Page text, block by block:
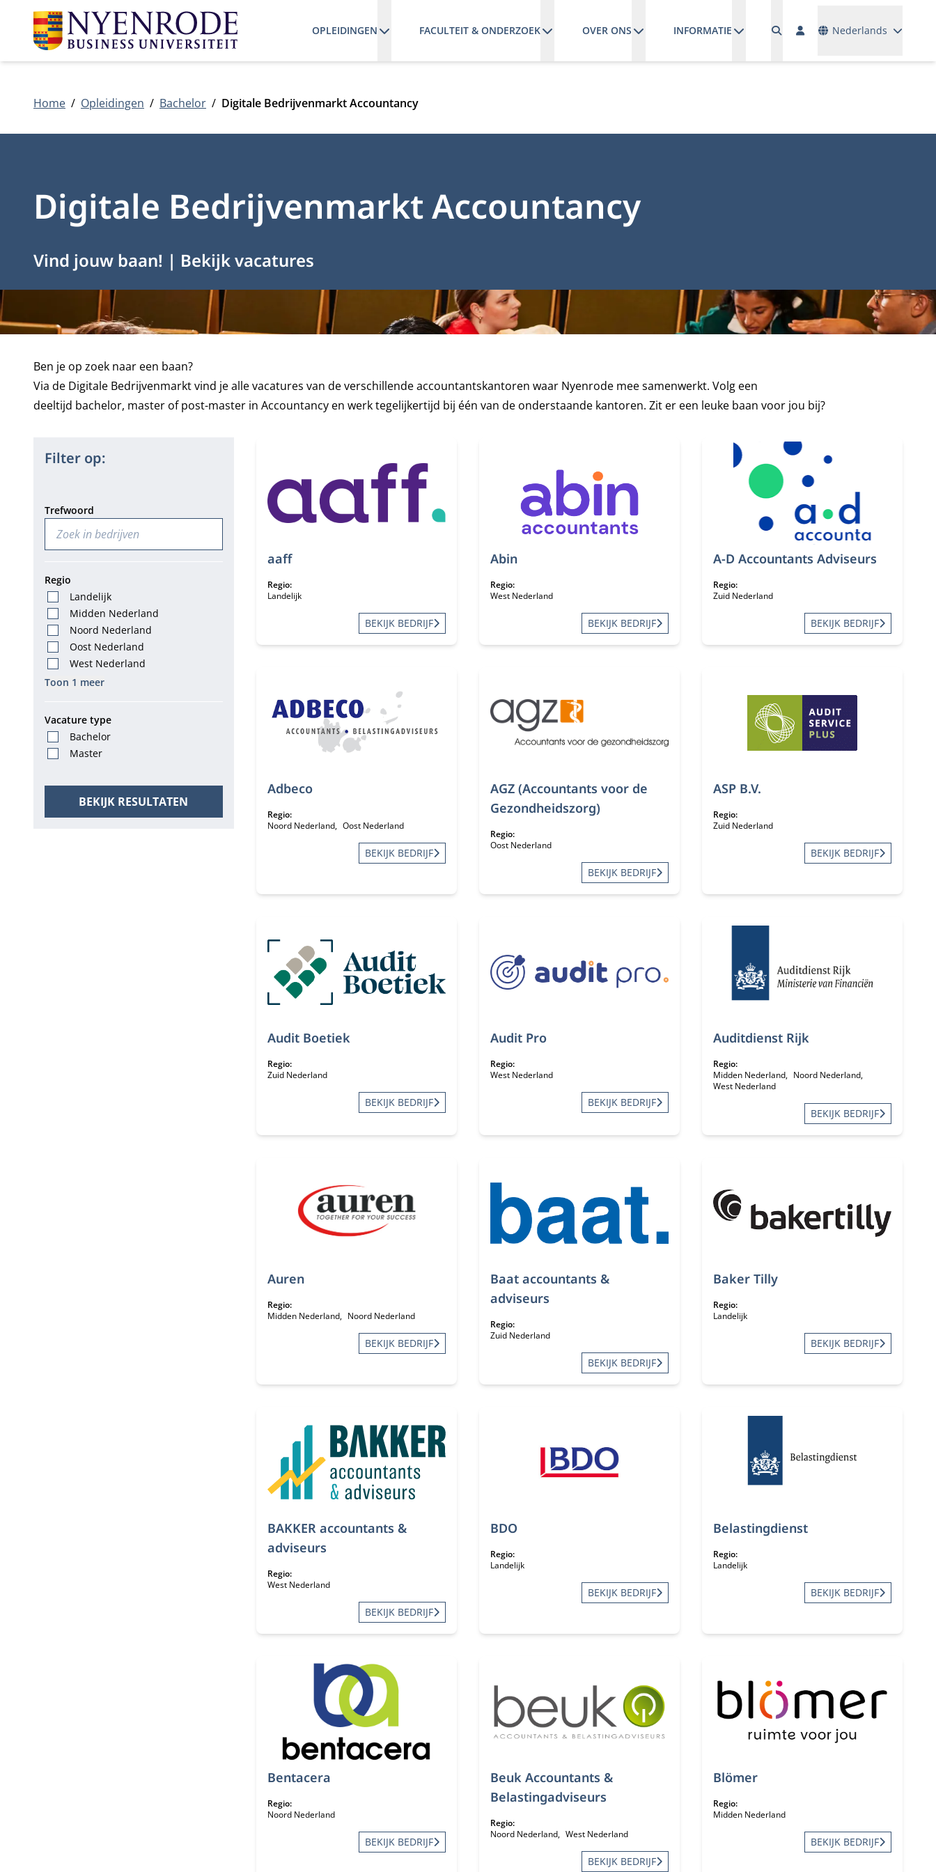
OPLEIDINGEN FACULTEIT & ONDERZOEK OVER ONS INFORMATIE Nederlands
Home Opleidingen Bachelor Digitale Bedrijvenmarkt Accountancy
Digitale Bedrijvenmarkt Accountancy
Vind jouw baan! | Bekijk vacatures
Ben je op zoek naar een baan?
Via de Digitale Bedrijvenmarkt vind je alle vacatures van de verschillende accountantskantoren waar Nyenrode mee samenwerkt. Volg een
deeltijd bachelor, master ofpost-master in Accountancy en werk tegelijkertijd bij één van de onderstaande kantoren. Zit er een leuke baan voor jou bij?
Filter op:
Trefwoord
Regio
Landelijk
Midden Nederland
Noord Nederland
Oost Nederland
West Nederland
Toon 1 meer
Vacature type
Bachelor
Master
BEKIJK RESULTATEN
aaff
Regio:
Landelijk
BEKIJK BEDRIJF
Abin
Regio:
West Nederland
BEKIJK BEDRIJF
A-D Accountants Adviseurs
Regio:
Zuid Nederland
BEKIJK BEDRIJF
Adbeco
Regio:
Noord Nederland
Oost Nederland
BEKIJK BEDRIJF
AGZ (Accountants voor de
Gezondheidszorg)
Regio:
Oost Nederland
BEKIJK BEDRIJF
ASP B.V.
Regio:
Zuid Nederland
BEKIJK BEDRIJF
Audit Boetiek
Regio:
Zuid Nederland
BEKIJK BEDRIJF
Audit Pro
Regio:
West Nederland
BEKIJK BEDRIJF
Auditdienst Rijk
Regio:
Midden Nederland
Noord Nederland
West Nederland
BEKIJK BEDRIJF
Auren
Regio:
Midden Nederland
Noord Nederland
BEKIJK BEDRIJF
Baat accountants &
adviseurs
Regio:
Zuid Nederland
BEKIJK BEDRIJF
Baker Tilly
Regio:
Landelijk
BEKIJK BEDRIJF
BAKKER accountants &
adviseurs
Regio:
West Nederland
BEKIJK BEDRIJF
BDO
Regio:
Landelijk
BEKIJK BEDRIJF
Belastingdienst
Regio:
Landelijk
BEKIJK BEDRIJF
Bentacera
Regio:
Noord Nederland
BEKIJK BEDRIJF
Beuk Accountants &
Belastingadviseurs
Regio:
Noord Nederland
West Nederland
BEKIJK BEDRIJF
Blömer
Regio:
Midden Nederland
BEKIJK BEDRIJF